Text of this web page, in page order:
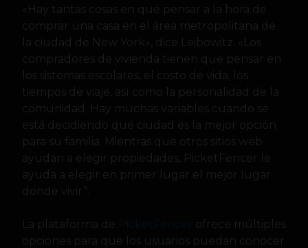
«Hay tantas cosas en qué pensar a la hora de
comprar una casa en el área metropolitana de
la ciudad de New York», dice Leibowitz. «Los
compradores de vivienda tienen que pensar en
los sistemas escolares, el costo de vida, los
tiempos de viaje, así como la personalidad de la
comunidad. Hay muchas variables cuando se
está decidiendo qué ciudad es la mejor opción
para su familia. Mientras que otros sitios web
ayudan a elegir propiedades, PicketFencer le
ayuda a elegir en primer lugar el mejor lugar
donde vivir”.
La plataforma de
ofrece múltiples
opciones para que los usuarios puedan conocer